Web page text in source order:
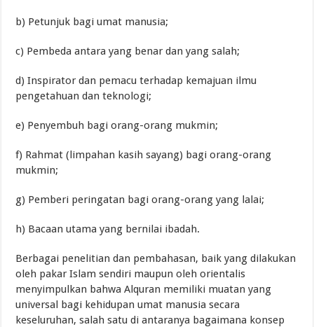
b) Petunjuk bagi umat manusia;
c) Pembeda antara yang benar dan yang salah;
d) Inspirator dan pemacu terhadap kemajuan ilmu
pengetahuan dan teknologi;
e) Penyembuh bagi orang-orang mukmin;
f) Rahmat (limpahan kasih sayang) bagi orang-orang
mukmin;
g) Pemberi peringatan bagi orang-orang yang lalai;
h) Bacaan utama yang bernilai ibadah.
Berbagai penelitian dan pembahasan, baik yang dilakukan
oleh pakar Islam sendiri maupun oleh orientalis
menyimpulkan bahwa Alquran memiliki muatan yang
universal bagi kehidupan umat manusia secara
keseluruhan, salah satu di antaranya bagaimana konsep